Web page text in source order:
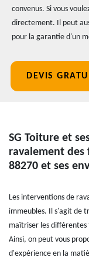
convenus. Si vous
directement. Il peut
pour la garantie d'un
DEVIS
SG Toiture et
ravalement des
88270 et ses
Les interventions de
immeubles. Il s'agit de
maîtriser les
Ainsi, on peut vous
d'expérience en la